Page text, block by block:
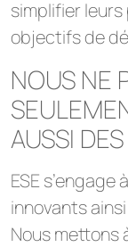
simplifier
objectifs de
NOUS NE
AUSSI
ESE
innovants
Nous mettons